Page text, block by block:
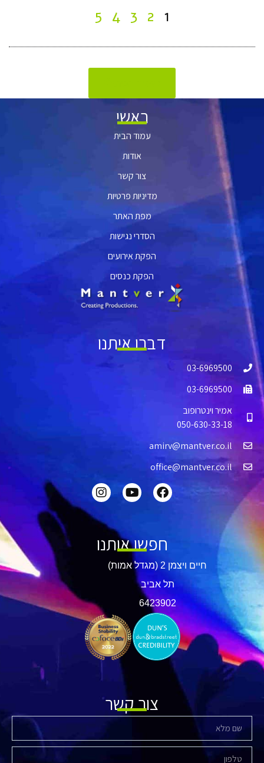
1
2
3
4
5
ראשי
עמוד הבית
אודות
צור קשר
מדיניות פרטיות
מפת האתר
הסדרי נגישות
הפקת אירועים
הפקת כנסים
דברו איתנו
03-6969500
03-6969500
אמיר וינטרופוב
050-630-33-18
amirv@mantver.co.il
office@mantver.co.il
חפשו אותנו
חיים ויצמן 2 (מגדל אמות)
תל אביב
​6423902
צור קשר